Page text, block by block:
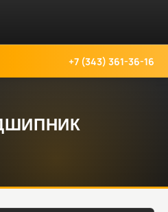
+7 (343) 361-36-16